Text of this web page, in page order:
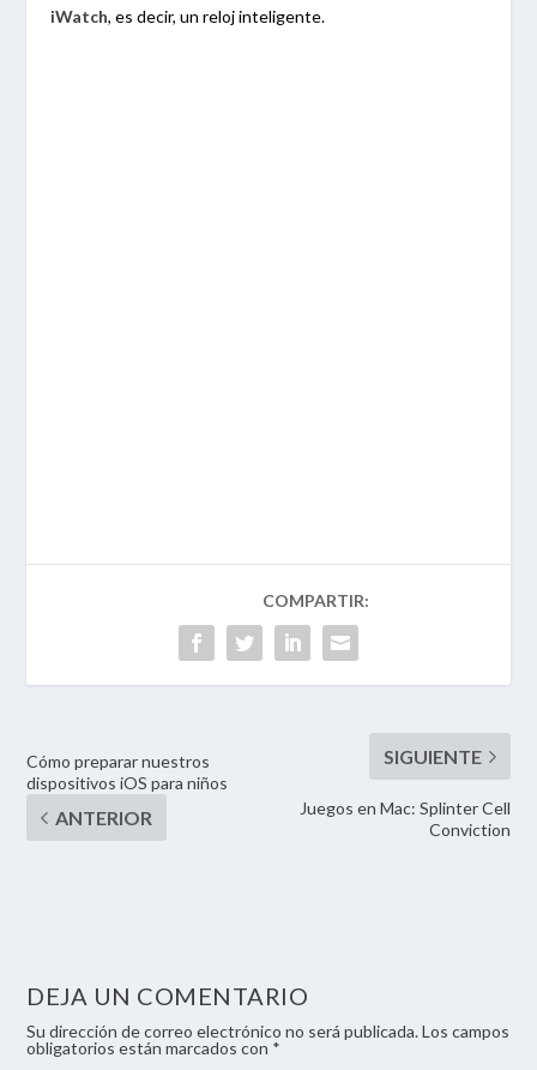
iWatch, es decir, un reloj inteligente.
Cómo preparar nuestros
dispositivos iOS para niños
Juegos en Mac: Splinter Cell
Conviction
DEJA UN COMENTARIO
Su dirección de correo electrónico no será publicada. Los campos
obligatorios están marcados con *